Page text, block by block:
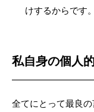
けするからです。
私自身の個人
全てにとって最良